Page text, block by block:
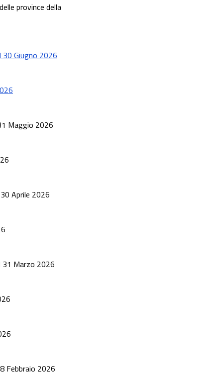
province della
Giugno 2026
Maggio 2026
Aprile 2026
31 Marzo 2026
Febbraio 2026